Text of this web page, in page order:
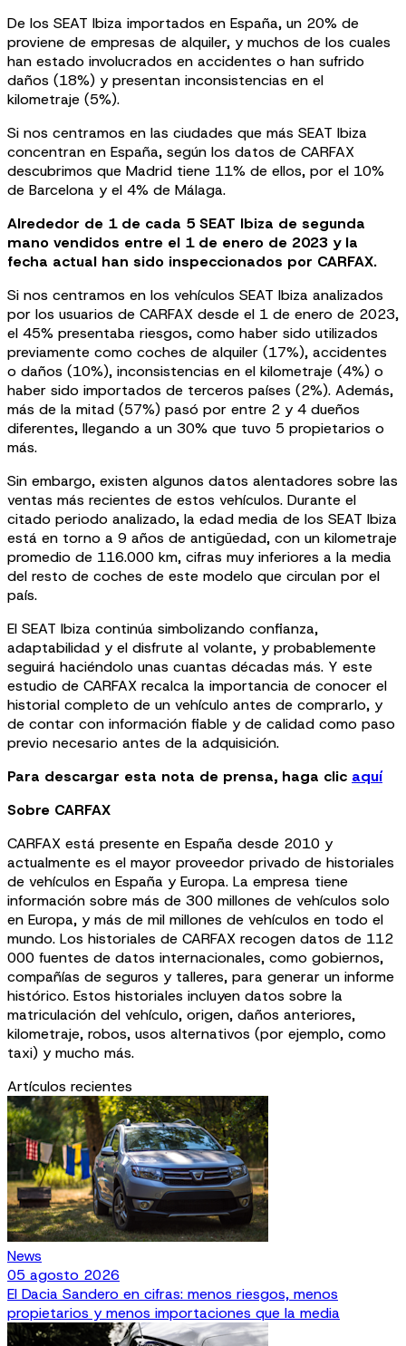
De los SEAT Ibiza importados en España, un 20% de
proviene de empresas de alquiler, y muchos de los cuales
han estado involucrados en accidentes o han sufrido
daños (18%) y presentan inconsistencias en el
kilometraje (5%).
Si nos centramos en las ciudades que más SEAT Ibiza
concentran en España, según los datos de CARFAX
descubrimos que Madrid tiene 11% de ellos, por el 10%
de Barcelona y el 4% de Málaga.
Alrededor de 1 de cada 5 SEAT Ibiza de segunda
mano vendidos entre el 1 de enero de 2023 y la
fecha actual han sido inspeccionados por CARFAX.
Si nos centramos en los vehículos SEAT Ibiza analizados
por los usuarios de CARFAX desde el 1 de enero de 2023,
el 45% presentaba riesgos, como haber sido utilizados
previamente como coches de alquiler (17%), accidentes
o daños (10%), inconsistencias en el kilometraje (4%) o
haber sido importados de terceros países (2%). Además,
más de la mitad (57%) pasó por entre 2 y 4 dueños
diferentes, llegando a un 30% que tuvo 5 propietarios o
más.
Sin embargo, existen algunos datos alentadores sobre las
ventas más recientes de estos vehículos. Durante el
citado periodo analizado, la edad media de los SEAT Ibiza
está en torno a 9 años de antigüedad, con un kilometraje
promedio de 116.000 km, cifras muy inferiores a la media
del resto de coches de este modelo que circulan por el
país.
El SEAT Ibiza continúa simbolizando confianza,
adaptabilidad y el disfrute al volante, y probablemente
seguirá haciéndolo unas cuantas décadas más. Y este
estudio de CARFAX recalca la importancia de conocer el
historial completo de un vehículo antes de comprarlo, y
de contar con información fiable y de calidad como paso
previo necesario antes de la adquisición.
Para descargar esta nota de prensa, haga clic aquí
Sobre CARFAX
CARFAX está presente en España desde 2010 y
actualmente es el mayor proveedor privado de historiales
de vehículos en España y Europa. La empresa tiene
información sobre más de 300 millones de vehículos solo
en Europa, y más de mil millones de vehículos en todo el
mundo. Los historiales de CARFAX recogen datos de 112
000 fuentes de datos internacionales, como gobiernos,
compañías de seguros y talleres, para generar un informe
histórico. Estos historiales incluyen datos sobre la
matriculación del vehículo, origen, daños anteriores,
kilometraje, robos, usos alternativos (por ejemplo, como
taxi) y mucho más.
Artículos recientes
News
05 agosto 2026
El Dacia Sandero en cifras: menos riesgos, menos
propietarios y menos importaciones que la media